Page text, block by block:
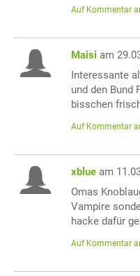
Auf Kommentar
Maisi am
Interessante
und den Bund
bisschen
Auf Kommentar
xblue am
Omas
Vampire
hacke dafür
Auf Kommentar